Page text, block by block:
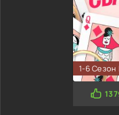
1-6 Сезон